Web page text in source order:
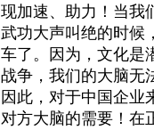
现加速、助力！当我
武功大声叫绝的时候
车了。因为，文化是
战争，我们的大脑无
因此，对于中国企业
对方大脑的需要！在